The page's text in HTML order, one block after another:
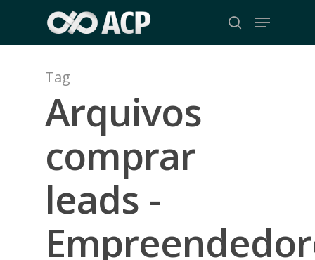
main
search
Menu
Tag
Arquivos
comprar
leads -
Close